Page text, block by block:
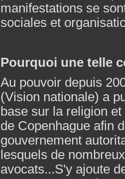
manifestations se
sociales et
Pourquoi une telle
Au pouvoir depuis
(Vision nationale) a
base sur la religion
de Copenhague afin
gouvernement
lesquels de
avocats...S'y ajoute